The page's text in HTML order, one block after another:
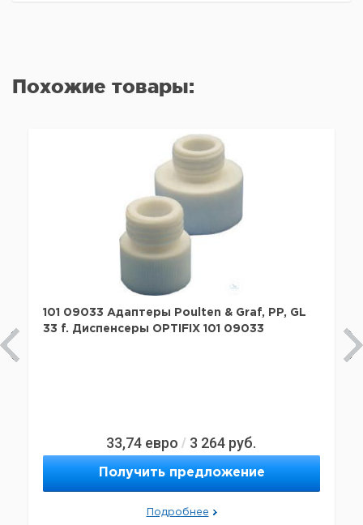
Похожие товары:
101 09033 Адаптеры Poulten & Graf, PP, GL
33 f. Диспенсеры OPTIFIX 101 09033
33,74 евро / 3 264 руб.
Получить предложение
Подробнее